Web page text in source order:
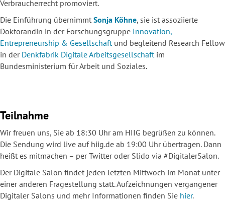
Verbraucherrecht promoviert.
Die Einführung übernimmt Sonja Köhne, sie ist assoziierte
Doktorandin in der Forschungsgruppe Innovation,
Entrepreneurship & Gesellschaftund begleitend Research Fellow
in der Denkfabrik Digitale Arbeitsgesellschaftim
Bundesministerium für Arbeit und Soziales.
Teilnahme
Wir freuen uns, Sie ab 18:30 Uhr am HIIG begrüßen zu können.
Die Sendung wird live auf hiig.de ab 19:00 Uhr übertragen. Dann
heißt es mitmachen – per Twitter oder Slido via #DigitalerSalon.
Der Digitale Salon findet jeden letzten Mittwoch im Monat unter
einer anderen Fragestellung statt. Aufzeichnungen vergangener
Digitaler Salons und mehr Informationen finden Sie hier.